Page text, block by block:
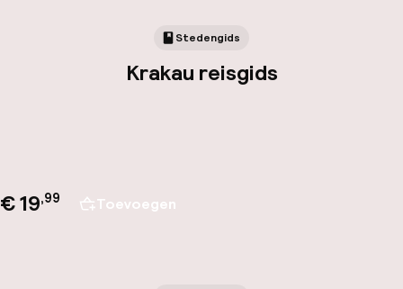
Stedengids
Krakau reisgids
€ 19,99 Toevoegen